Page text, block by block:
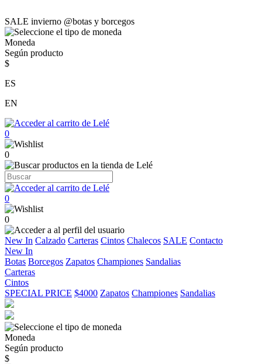
SALE invierno @botas y borcegos
Moneda
Según producto
$
ES
EN
0
0
0
0
New In Calzado Carteras Cintos Chalecos SALE Contacto
New In
Botas Borcegos Zapatos Championes Sandalias
Carteras
Cintos
SPECIAL PRICE $4000 Zapatos Championes Sandalias
Moneda
Según producto
$